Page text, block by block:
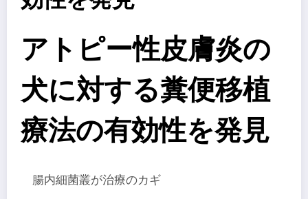
アトピー性皮膚炎の
犬に対する糞便移植
療法の有効性を発見
腸内細菌叢が治療のカギ